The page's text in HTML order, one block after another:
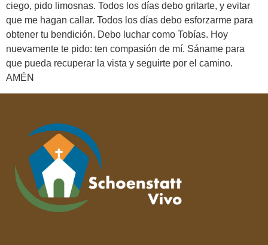
ciego, pido limosnas. Todos los días debo gritarte, y evitar
que me hagan callar. Todos los días debo esforzarme para
obtener tu bendición. Debo luchar como Tobías. Hoy
nuevamente te pido: ten compasión de mí. Sáname para
que pueda recuperar la vista y seguirte por el camino.
AMÉN